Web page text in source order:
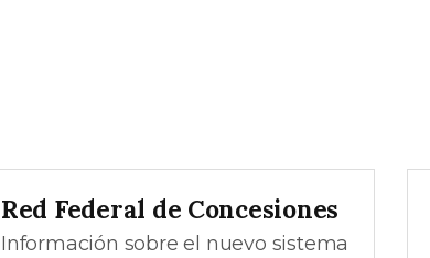
Red Federal de Concesiones
Información sobre el nuevo sistema